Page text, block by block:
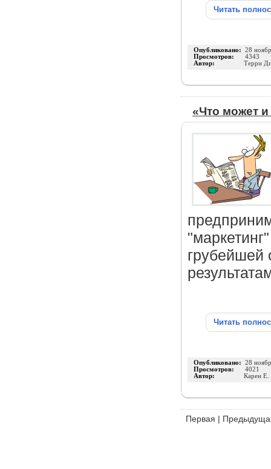
Читать
Опубликовано: 28
Просмотров: 4343
Автор: Терри
«Что может
грубейшей
Читать
Опубликовано: 28
Просмотров: 4021
Автор: Карен
Первая |